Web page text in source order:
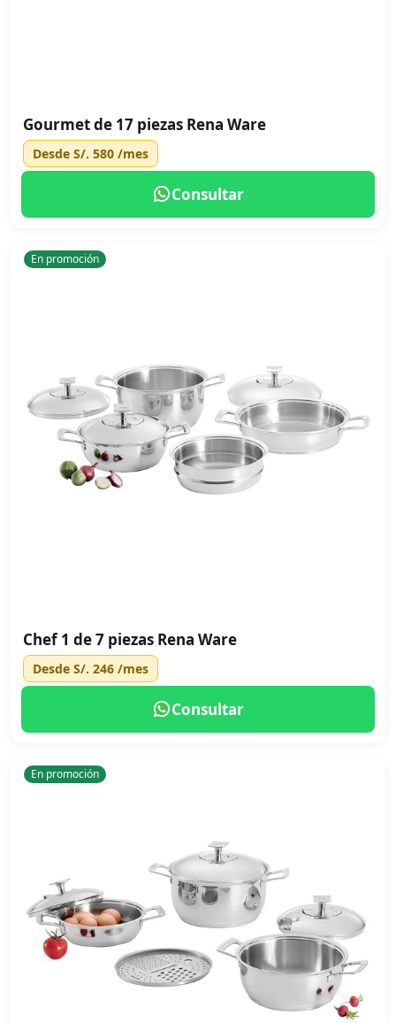
Gourmet de 17 piezas Rena Ware
Desde S/. 580 /mes
Consultar
En promoción
Chef 1 de 7 piezas Rena Ware
Desde S/. 246 /mes
Consultar
En promoción